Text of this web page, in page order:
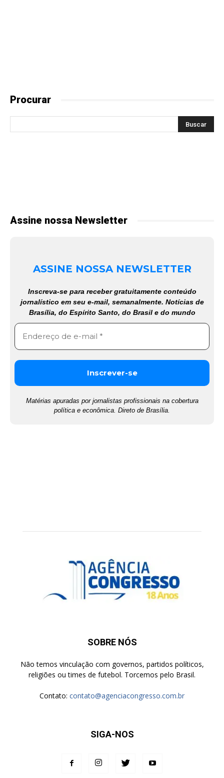
Procurar
Assine nossa Newsletter
ASSINE NOSSA NEWSLETTER
Inscreva-se para receber gratuitamente conteúdo
jornalístico em seu e-mail, semanalmente. Notícias de
Brasília, do Espírito Santo, do Brasil e do mundo
Matérias apuradas por jornalistas profissionais na cobertura
política e econômica. Direto de Brasília.
SOBRE NÓS
Não temos vinculação com governos, partidos políticos,
religiões ou times de futebol. Torcemos pelo Brasil.
Contato: contato@agenciacongresso.com.br
SIGA-NOS